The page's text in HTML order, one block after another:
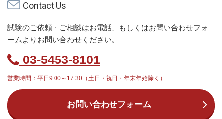
Contact Us
試験のご依頼・ご相談はお電話、もしくはお問い合わせフォ
ームよりお問い合わせください。
03-5453-8101
営業時間：平日9:00～17:30（土日・祝日・年末年始除く）
お問い合わせフォーム